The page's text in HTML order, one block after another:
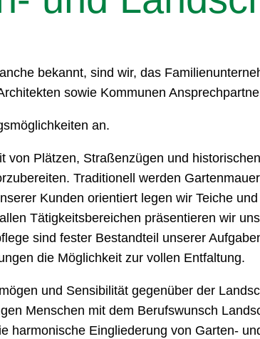
bekannt, sind wir, das
sowie Kommunen
an.
von Plätzen, Straßenzügen und
Traditionell werden
Kunden orientiert legen wir Teiche
Tätigkeitsbereichen präsentieren wir
sind fester Bestandteil unserer
die Möglichkeit zur vollen Entfaltung.
und Sensibilität gegenüber der
Menschen mit dem Berufswunsch
harmonische Eingliederung von Garten-